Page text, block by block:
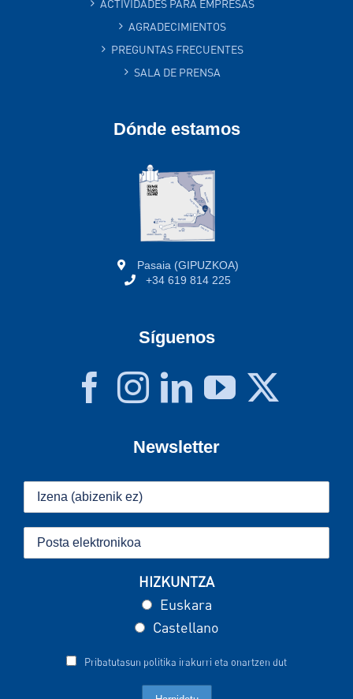
ACTIVIDADES PARA EMPRESAS
AGRADECIMIENTOS
PREGUNTAS FRECUENTES
SALA DE PRENSA
Dónde estamos
Pasaia (GIPUZKOA)
+34 619 814 225
Síguenos
Newsletter
HIZKUNTZA
Euskara
Castellano
Pribatutasun politika irakurri eta onartzen dut